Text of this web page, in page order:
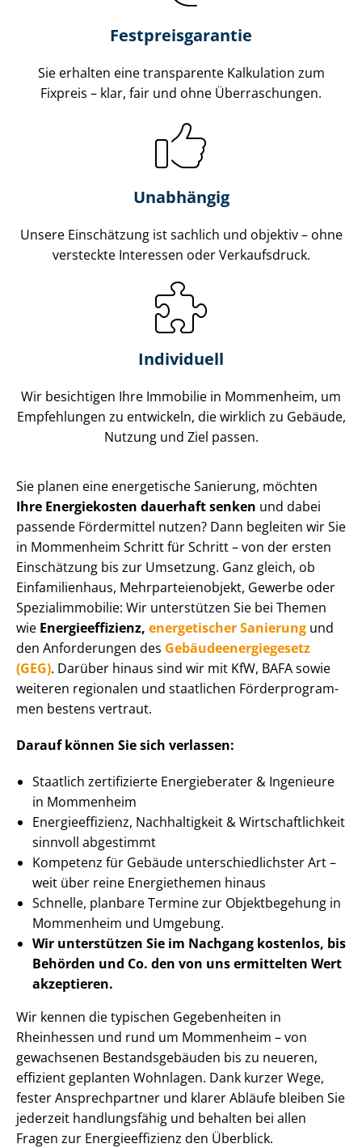
Fest­preis­ga­ran­tie
Sie erhalten eine transparente Kalkulation zum
Fixpreis – klar, fair und ohne Überraschungen.
Unabhängig
Unsere Einschätzung ist sachlich und objektiv – ohne
versteckte Interessen oder Verkaufsdruck.
Individuell
Wir besichtigen Ihre Immobilie in Mommenheim, um
Empfehlungen zu entwickeln, die wirklich zu Gebäude,
Nutzung und Ziel passen.
Sie planen eine energetische Sanierung, möchten
Ihre Energiekosten dauerhaft senken und dabei
passende Fördermittel nutzen? Dann begleiten wir Sie
in Mommenheim Schritt für Schritt – von der ersten
Einschätzung bis zur Umsetzung. Ganz gleich, ob
Einfamilienhaus, Mehr­par­tei­en­ob­jekt, Gewerbe oder
Spe­zi­al­im­mo­bi­lie: Wir unterstützen Sie bei Themen
wie En­er­gie­ef­fi­zi­enz, energetischer Sanierung und
den Anforderungen des Ge­bäu­de­en­er­gie­ge­setz
(GEG). Darüber hinaus sind wir mit KfW, BAFA sowie
weiteren regionalen und staatlichen För­der­pro­gram­
men bestens vertraut.
Darauf können Sie sich verlassen:
Staatlich zertifizierte Energieberater & Ingenieure
in Mommenheim
En­er­gie­ef­fi­zi­enz, Nachhaltigkeit & Wirt­schaft­lich­keit
sinnvoll abgestimmt
Kompetenz für Gebäude un­ter­schied­lichs­ter Art –
weit über reine Energiethemen hinaus
Schnelle, planbare Termine zur Objektbegehung in
Mommenheim und Umgebung.
Wir unterstützen Sie im Nachgang kostenlos, bis
Behörden und Co. den von uns ermittelten Wert
akzeptieren.
Wir kennen die typischen Gegebenheiten in
Rheinhessen und rund um Mommenheim – von
gewachsenen Be­stands­ge­bäu­den bis zu neueren,
effizient geplanten Wohnlagen. Dank kurzer Wege,
fester Ansprechpartner und klarer Abläufe bleiben Sie
jederzeit handlungsfähig und behalten bei allen
Fragen zur En­er­gie­ef­fi­zi­enz den Überblick.